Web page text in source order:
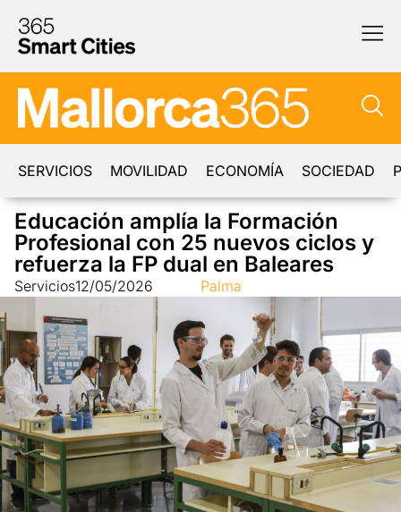
SERVICIOS MOVILIDAD ECONOMÍA SOCIEDAD
Educación amplía la Formación
Profesional con 25 nuevos ciclos y
refuerza la FP dual en Baleares
Servicios12/05/2026 Palma